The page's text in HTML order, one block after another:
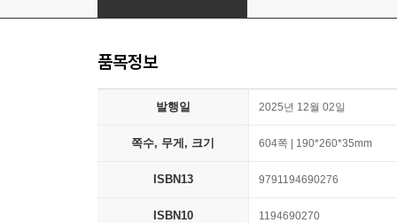
품목정보
발행일 2025년 12월 02일
쪽수, 무게, 크기 604쪽 | 190*260*35mm
ISBN13 9791194690276
ISBN10 1194690270